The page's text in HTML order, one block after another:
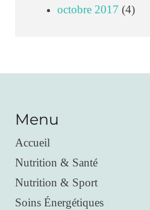
octobre 2017 (4)
Menu
Accueil
Nutrition & Santé
Nutrition & Sport
Soins Énergétiques